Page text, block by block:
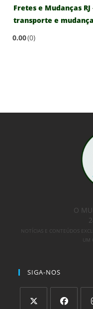
Fretes e Mudanças
transporte e
0.00 0
O
NOTÍCIAS E CONTEÚDOS
UM
SIGA-NOS